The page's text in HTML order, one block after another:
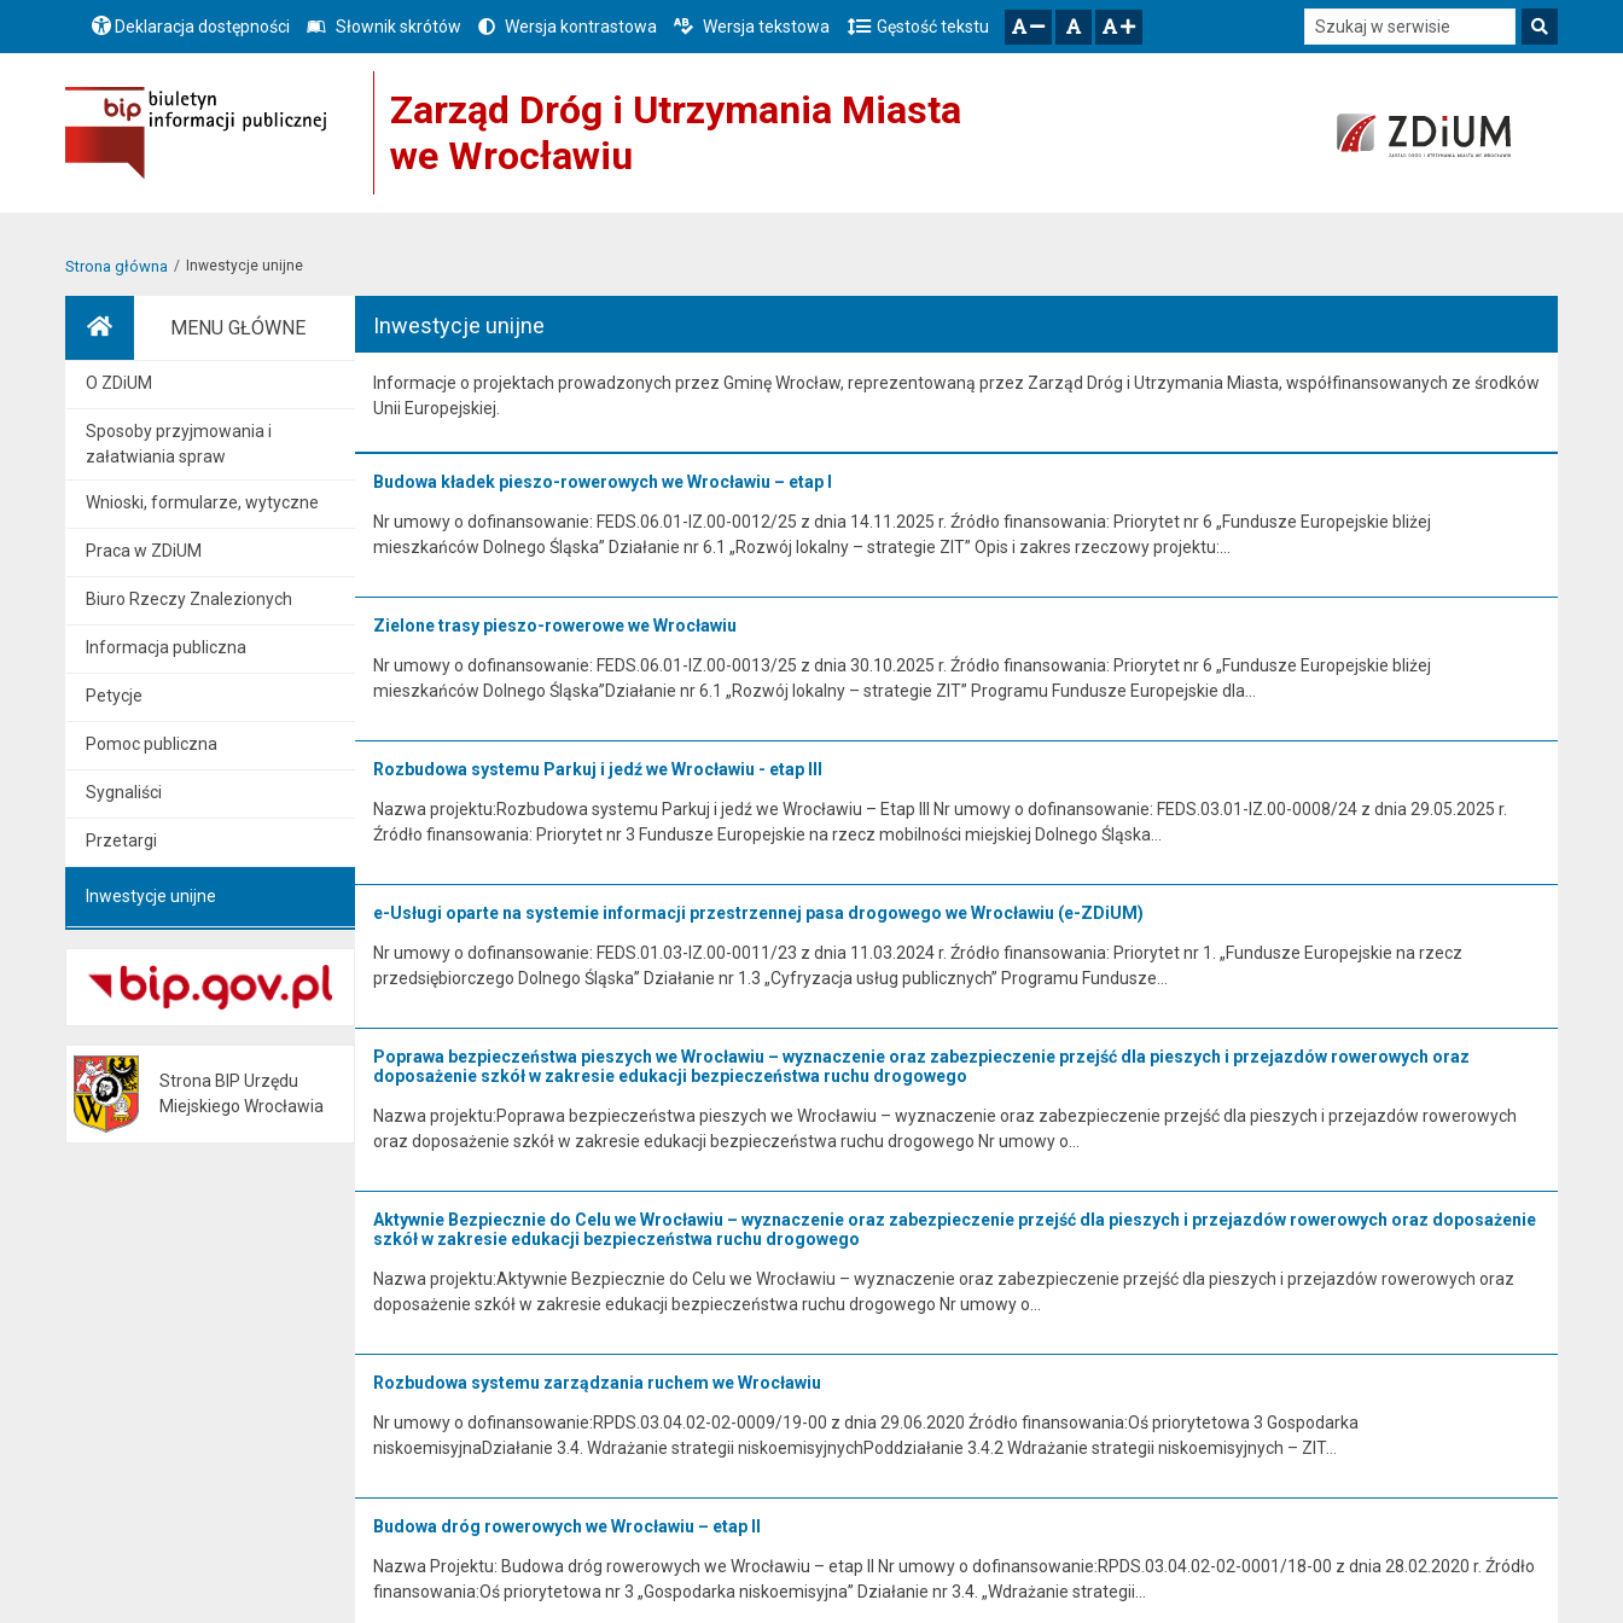
Przejdź do głównego menu
Przejdź do treści
Przejdź do mapy serwisu
Deklaracja dostępności Słownik skrótów Wersja kontrastowa Wersja tekstowa Gęstość tekstu
Zarząd Dróg i Utrzymania Miasta
we Wrocławiu
Strona główna Inwestycje unijne
MENU GŁÓWNE
O ZDiUM
Sposoby przyjmowania i
załatwiania spraw
Wnioski, formularze, wytyczne
Praca w ZDiUM
Biuro Rzeczy Znalezionych
Informacja publiczna
Petycje
Pomoc publiczna
Sygnaliści
Przetargi
Inwestycje unijne
Strona BIP Urzędu
Miejskiego Wrocławia
Inwestycje unijne
Informacje o projektach prowadzonych przez Gminę Wrocław, reprezentowaną przez Zarząd Dróg i Utrzymania Miasta, współfinansowanych ze środków
Unii Europejskiej.
Budowa kładek pieszo-rowerowych we Wrocławiu – etap I
Nr umowy o dofinansowanie: FEDS.06.01-IZ.00-0012/25 z dnia 14.11.2025 r. Źródło finansowania: Priorytet nr 6 „Fundusze Europejskie bliżej
mieszkańców Dolnego Śląska” Działanie nr 6.1 „Rozwój lokalny – strategie ZIT” Opis i zakres rzeczowy projektu:…
Zielone trasy pieszo-rowerowe we Wrocławiu
Nr umowy o dofinansowanie: FEDS.06.01-IZ.00-0013/25 z dnia 30.10.2025 r. Źródło finansowania: Priorytet nr 6 „Fundusze Europejskie bliżej
mieszkańców Dolnego Śląska”Działanie nr 6.1 „Rozwój lokalny – strategie ZIT” Programu Fundusze Europejskie dla…
Rozbudowa systemu Parkuj i jedź we Wrocławiu - etap III
Nazwa projektu:Rozbudowa systemu Parkuj i jedź we Wrocławiu – Etap III Nr umowy o dofinansowanie: FEDS.03.01-IZ.00-0008/24 z dnia 29.05.2025 r.
Źródło finansowania: Priorytet nr 3 Fundusze Europejskie na rzecz mobilności miejskiej Dolnego Śląska…
e-Usługi oparte na systemie informacji przestrzennej pasa drogowego we Wrocławiu (e-ZDiUM)
Nr umowy o dofinansowanie: FEDS.01.03-IZ.00-0011/23 z dnia 11.03.2024 r. Źródło finansowania: Priorytet nr 1. „Fundusze Europejskie na rzecz
przedsiębiorczego Dolnego Śląska” Działanie nr 1.3 „Cyfryzacja usług publicznych” Programu Fundusze…
Poprawa bezpieczeństwa pieszych we Wrocławiu – wyznaczenie oraz zabezpieczenie przejść dla pieszych i przejazdów rowerowych oraz
doposażenie szkół w zakresie edukacji bezpieczeństwa ruchu drogowego
Nazwa projektu:Poprawa bezpieczeństwa pieszych we Wrocławiu – wyznaczenie oraz zabezpieczenie przejść dla pieszych i przejazdów rowerowych
oraz doposażenie szkół w zakresie edukacji bezpieczeństwa ruchu drogowego Nr umowy o…
Aktywnie Bezpiecznie do Celu we Wrocławiu – wyznaczenie oraz zabezpieczenie przejść dla pieszych i przejazdów rowerowych oraz doposażenie
szkół w zakresie edukacji bezpieczeństwa ruchu drogowego
Nazwa projektu:Aktywnie Bezpiecznie do Celu we Wrocławiu – wyznaczenie oraz zabezpieczenie przejść dla pieszych i przejazdów rowerowych oraz
doposażenie szkół w zakresie edukacji bezpieczeństwa ruchu drogowego Nr umowy o…
Rozbudowa systemu zarządzania ruchem we Wrocławiu
Nr umowy o dofinansowanie:RPDS.03.04.02-02-0009/19-00 z dnia 29.06.2020 Źródło finansowania:Oś priorytetowa 3 Gospodarka
niskoemisyjnaDziałanie 3.4. Wdrażanie strategii niskoemisyjnychPoddziałanie 3.4.2 Wdrażanie strategii niskoemisyjnych – ZIT…
Budowa dróg rowerowych we Wrocławiu – etap II
Nazwa Projektu: Budowa dróg rowerowych we Wrocławiu – etap II Nr umowy o dofinansowanie:RPDS.03.04.02-02-0001/18-00 z dnia 28.02.2020 r. Źródło
finansowania:Oś priorytetowa nr 3 „Gospodarka niskoemisyjna” Działanie nr 3.4. „Wdrażanie strategii…